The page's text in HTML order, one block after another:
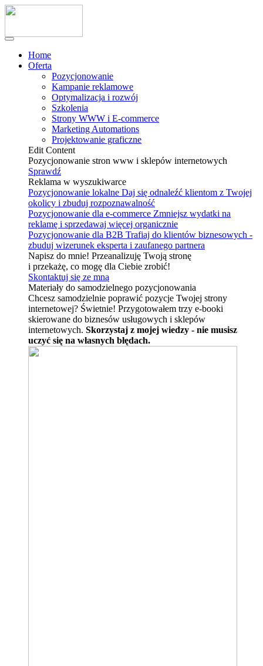
Home
Oferta
Pozycjonowanie
Kampanie reklamowe
Optymalizacja i rozwój
Szkolenia
Strony WWW i E-commerce
Marketing Automations
Projektowanie graficzne
Edit Content
Pozycjonowanie stron www i sklepów internetowych
Sprawdź
Reklama w wyszukiwarce
Pozycjonowanie lokalne Daj się odnaleźć klientom z Twojej
okolicy i zbuduj rozpoznawalność
Pozycjonowanie dla e-commerce Zmniejsz wydatki na
reklamę i sprzedawaj więcej organicznie
Pozycjonowanie dla B2B Trafiaj do klientów biznesowych -
zbuduj wizerunek eksperta i zaufanego partnera
Napisz do mnie! Przeanalizuję Twoją stronę
i przekażę, co mogę dla Ciebie zrobić!
Skontaktuj się ze mną
Materiały do samodzielnego pozycjonowania
Chcesz samodzielnie poprawić pozycje Twojej strony
internetowej? Świetnie! Przygotowałem trzy e-booki
skierowane do biznesów usługowych i sklepów
internetowych. Skorzystaj z mojej wiedzy - nie musisz
uczyć się na własnych błędach.